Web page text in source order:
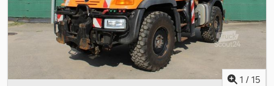
kan voorzien zijn van reclame en/of bestickering. Onze algemene
leverings- en betalingsvoorwaarden zijn van toepassing.
1 / 15